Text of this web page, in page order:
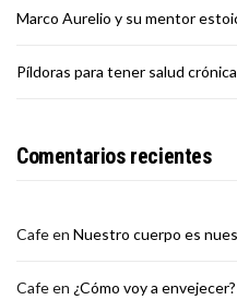
Marco Aurelio y su mentor
Píldoras para tener salud
Comentarios recientes
Cafeen Nuestro cuerpo es
Cafeen ¿Cómo voy a